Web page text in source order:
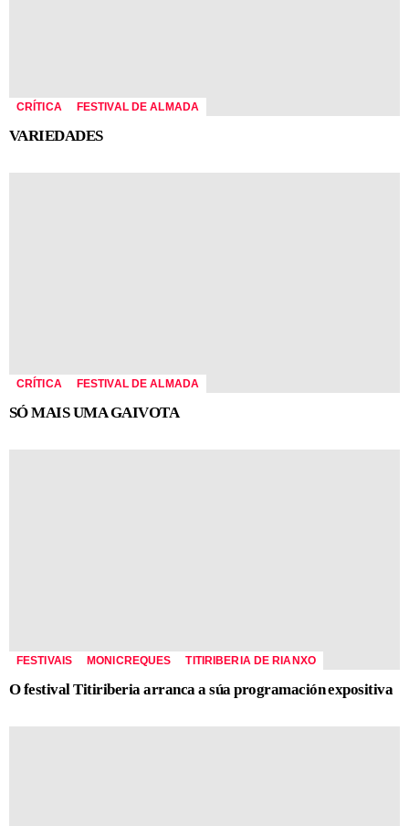
CRÍTICA FESTIVAL DE ALMADA
VARIEDADES
CRÍTICA FESTIVAL DE ALMADA
SÓ MAIS UMA GAIVOTA
FESTIVAIS MONICREQUES TITIRIBERIA DE RIANXO
O festival Titiriberia arranca a súa programación expositiva